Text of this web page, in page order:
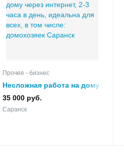
Прочее - бизнес
Несложная работа на дому
через интернет, 2-3 часа в
день, идеальна для всех, в
35 000 руб.
Саранск